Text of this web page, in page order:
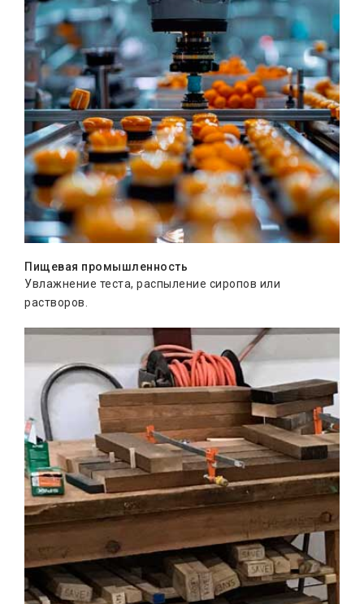
Пищевая промышленность
Увлажнение теста, распыление сиропов или
растворов.